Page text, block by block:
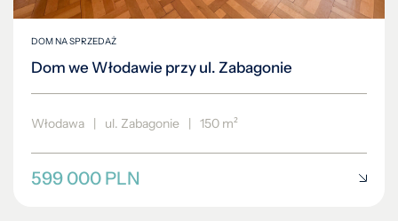
DOM NA SPRZEDAŻ
Dom we Włodawie przy ul. Zabagonie
Włodawa | ul. Zabagonie | 150 m²
599 000 PLN